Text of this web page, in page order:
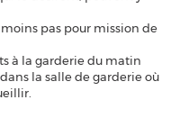
pas pour mission de
à la garderie du matin
la salle de garderie où